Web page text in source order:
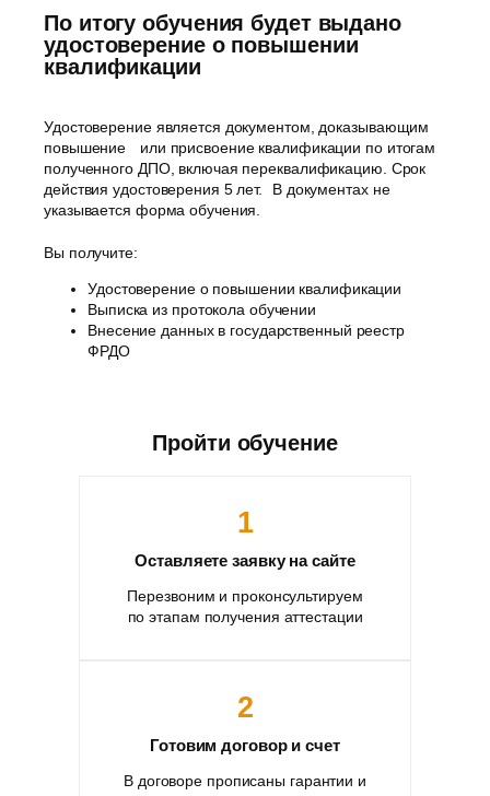
По итогу обучения будет выдано
удостоверение о повышении
квалификации
Удостоверение является документом, доказывающим
повышение или присвоение квалификации по итогам
полученного ДПО, включая переквалификацию. Срок
действия удостоверения 5 лет. В документах не
указывается форма обучения.
Вы получите:
Удостоверение о повышении квалификации
Выписка из протокола обучении
Внесение данных в государственный реестр
ФРДО
Пройти обучение
1
Оставляете заявку на сайте
Перезвоним и проконсультируем
по этапам получения аттестации
2
Готовим договор и счет
В договоре прописаны гарантии и